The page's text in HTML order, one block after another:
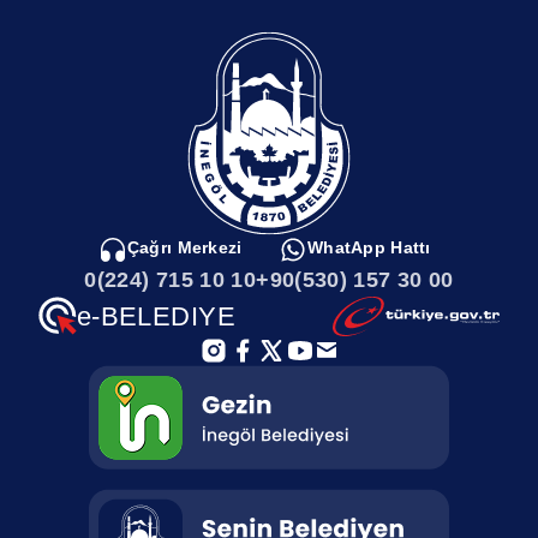
kalbi duygularınımla ve ve önemlerimı sunuyorum. ”
Çağrı Merkezi
0(224) 715 10 10
WhatApp Hattı
+90(530) 157 30 00
e-BELEDIYE